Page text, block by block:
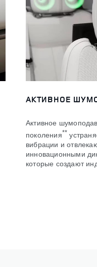
АКТИВНОЕ
Активное
поколения**
вибрации и
инновационными
которые создают